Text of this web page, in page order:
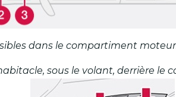
dans le compartiment
sous le volant, derrière le